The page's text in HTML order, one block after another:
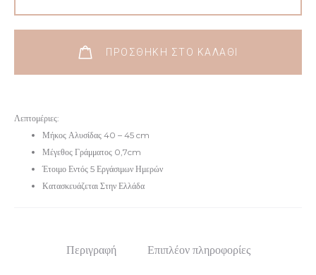
Λεπτομέριες:
Μήκος Αλυσίδας 40 – 45 cm
Μέγεθος Γράμματος 0,7cm
Έτοιμο Εντός 5 Εργάσιμων Ημερών
Κατασκευάζεται Στην Ελλάδα
ΠΡΟΣΘΉΚΗ ΣΤΟ ΚΑΛΆΘΙ
Περιγραφή Επιπλέον πληροφορίες